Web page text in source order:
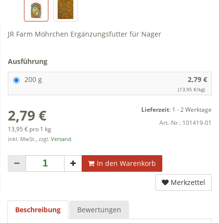
JR Farm Möhrchen Ergänzungsfutter für Nager
Ausführung
200 g
2,79 €
(13,95 €/kg)
2,79 €
13,95 € pro 1 kg
inkl. MwSt., zzgl. Versand
Lieferzeit: 1 - 2 Werktage
Art.-Nr.: 101419-01
In den Warenkorb
Merkzettel
Beschreibung Bewertungen